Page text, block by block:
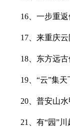
16、一步重
17、来重庆
18、东方远
19、“云”集天
20、普安山
21、有“园”